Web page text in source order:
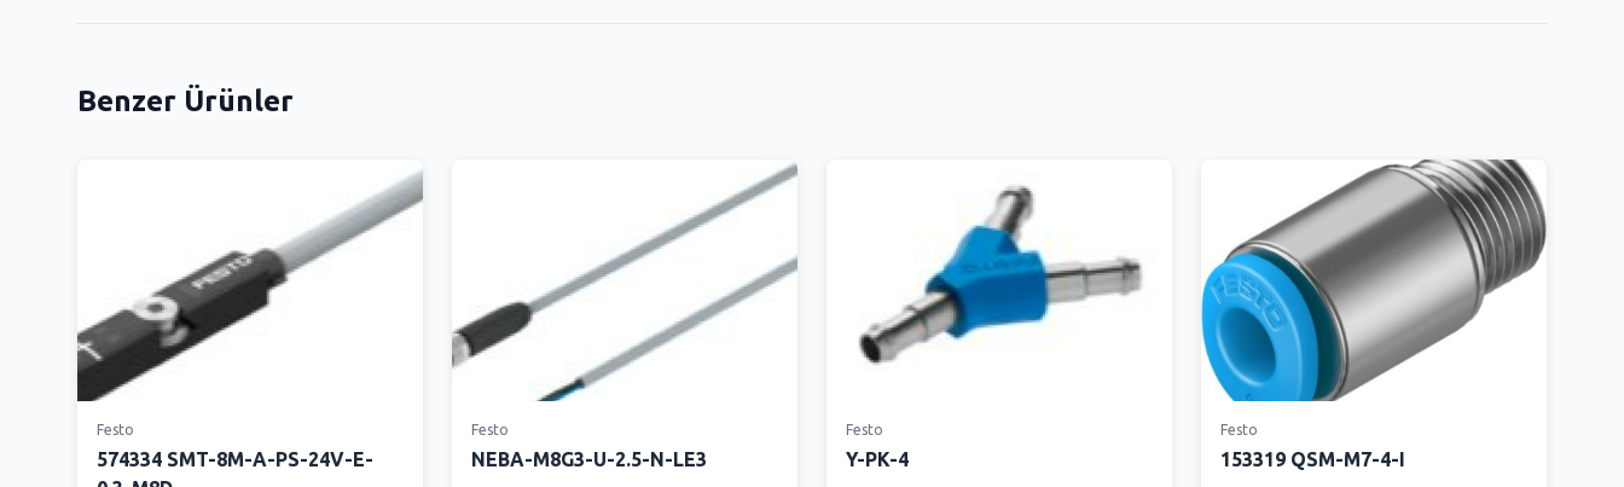
Benzer Ürünler
Festo
574334 SMT-8M-A-PS-24V-E-
Festo
NEBA-M8G3-U-2.5-N-LE3
Festo
Y-PK-4
Festo
153319 QSM-M7-4-I